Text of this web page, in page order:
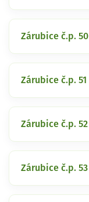
Zárubice č.p. 50
Zárubice č.p. 51
Zárubice č.p. 52
Zárubice č.p. 53